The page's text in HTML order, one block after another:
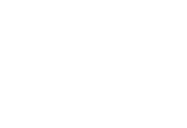
'을
픈